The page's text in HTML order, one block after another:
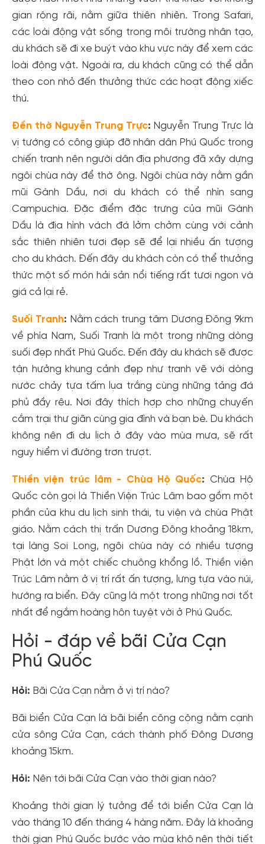
gian rộng rãi, nằm giữa thiên nhiên. Trong Safari,
các loài động vật sống trong môi trường nhân tạo,
du khách sẽ đi xe buýt vào khu vực này để xem các
loài động vật. Ngoài ra, du khách cũng có thể dẫn
theo con nhỏ đến thưởng thức các hoạt động xiếc
thú.
Đền thờ Nguyễn Trung Trực: Nguyễn Trung Trực là
vị tướng có công giúp đỡ nhân dân Phú Quốc trong
chiến tranh nên người dân địa phương đã xây dựng
ngôi chùa này để thờ ông. Ngôi chùa này nằm gần
mũi Gành Dầu, nơi du khách có thể nhìn sang
Campuchia. Đặc điểm đặc trưng của mũi Gành
Dầu là địa hình vách đá lởm chởm cùng với cảnh
sắc thiên nhiên tươi đẹp sẽ để lại nhiều ấn tượng
cho du khách. Đến đây du khách còn có thể thưởng
thức một số món hải sản nổi tiếng rất tươi ngon và
giá cả lại rẻ.
Suối Tranh: Nằm cách trung tâm Dương Đông 9km
về phía Nam, Suối Tranh là một trong những dòng
suối đẹp nhất Phú Quốc. Đến đây du khách sẽ được
tận hưởng khung cảnh đẹp như tranh vẽ với dòng
nước chảy tựa tấm lụa trắng cùng những tảng đá
phủ đầy rêu. Nơi đây thích hợp cho những chuyến
cắm trại thư giãn cùng gia đình và bạn bè. Du khách
không nên đi du lịch ở đây vào mùa mưa, sẽ rất
nguy hiểm vì đường trơn trượt.
Thiền viện trúc lâm - Chùa Hộ Quốc: Chùa Hộ
Quốc còn gọi là Thiền Viện Trúc Lâm bao gồm một
phần của khu du lịch sinh thái, tu viện và chùa Phật
giáo. Nằm cách thị trấn Dương Đông khoảng 18km,
tại làng Soi Long, ngôi chùa này có nhiều tượng
Phật lớn và một chiếc chuông khổng lồ. Thiền viện
Trúc Lâm nằm ở vị trí rất ấn tượng, lưng tựa vào núi,
hướng ra biển. Đây cũng là một trong những nơi tốt
nhất để ngắm hoàng hôn tuyệt vời ở Phú Quốc.
Hỏi - đáp về bãi Cửa Cạn
Phú Quốc
Hỏi: Bãi Cửa Cạn nằm ở vị trí nào?
Bãi biển Cửa Cạn là bãi biển công cộng nằm cạnh
cửa sông Cửa Cạn, cách thành phố Đông Dương
khoảng 15km.
Hỏi: Nên tới bãi Cửa Cạn vào thời gian nào?
Khoảng thời gian lý tưởng để tới biển Cửa Cạn là
vào tháng 10 đến tháng 4 hàng năm. Đây là khoảng
thời gian Phú Quốc bước vào mùa khô nên thời tiết